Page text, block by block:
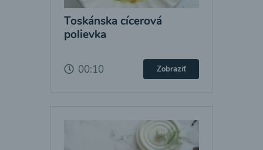
Toskánska cícerová
polievka
00:10 Zobraziť